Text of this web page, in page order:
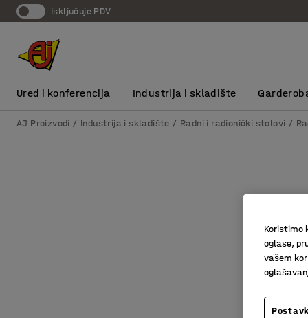
Isključuje PDV
Ured i konferencija Industrija i skladište
AJ Proizvodi Industrija i skladište Radni i radionički stolovi
Koristimo
oglase,
vašem